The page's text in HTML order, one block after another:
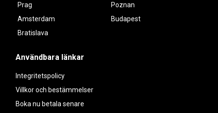
Prag
Poznan
Amsterdam
Budapest
Bratislava
Användbara länkar
Integritetspolicy
Villkor och bestämmelser
Boka nu betala senare